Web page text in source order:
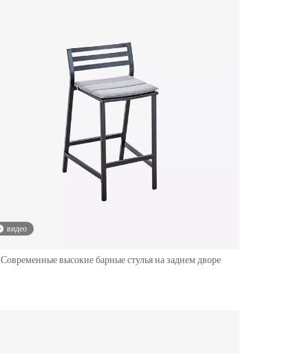
видео
Современные высокие барные стулья на заднем дворе